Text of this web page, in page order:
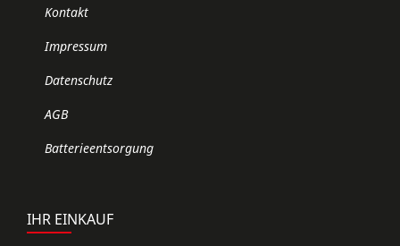
Kontakt
Impressum
Datenschutz
AGB
Batterieentsorgung
IHR EINKAUF